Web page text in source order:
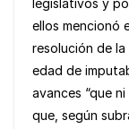
legislativos y
ellos mencionó
resolución de
edad de
avances “que
que, según